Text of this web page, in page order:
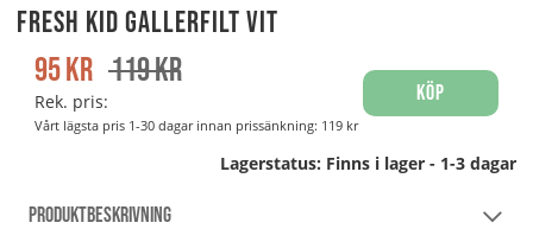
Fresh Kid Gallerfilt Vit
119kr
95kr
Rek. pris:
Vårt lägsta pris 1-30 dagar innan prissänkning: 119 kr
Köp
Lagerstatus: Finns i lager - 1-3 dagar
PRODUKTBESKRIVNING